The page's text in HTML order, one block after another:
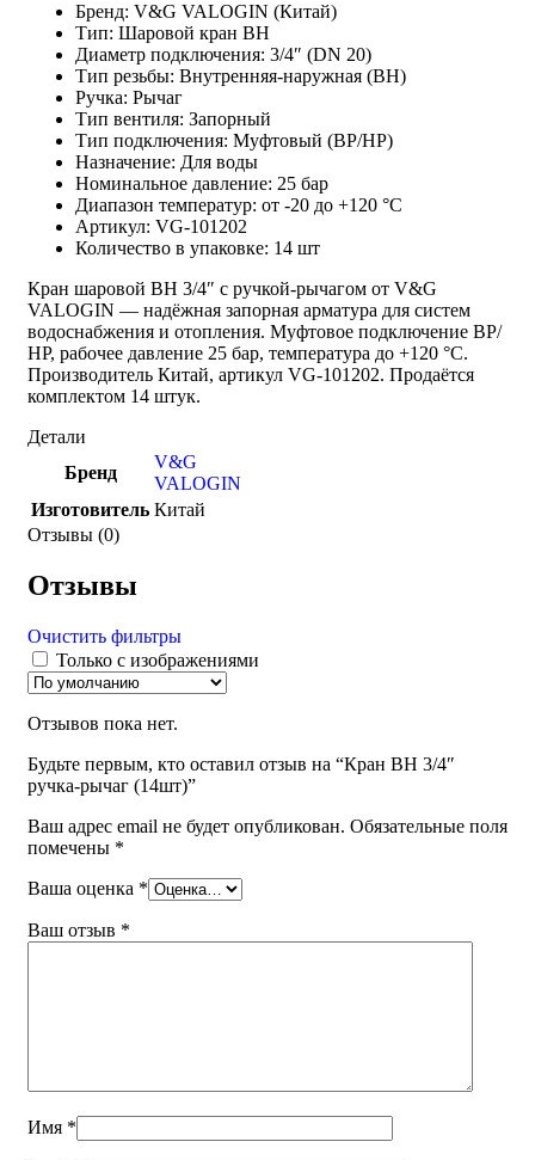
Бренд: V&G VALOGIN (Китай)
Тип: Шаровой кран ВН
Диаметр подключения: 3/4″ (DN 20)
Тип резьбы: Внутренняя-наружная (ВН)
Ручка: Рычаг
Тип вентиля: Запорный
Тип подключения: Муфтовый (ВР/НР)
Назначение: Для воды
Номинальное давление: 25 бар
Диапазон температур: от -20 до +120 °С
Артикул: VG-101202
Количество в упаковке: 14 шт
Кран шаровой ВН 3/4″ с ручкой-рычагом от V&G
VALOGIN — надёжная запорная арматура для систем
водоснабжения и отопления. Муфтовое подключение ВР/
НР, рабочее давление 25 бар, температура до +120 °С.
Производитель Китай, артикул VG-101202. Продаётся
комплектом 14 штук.
Детали
Бренд
V&G
VALOGIN
Изготовитель Китай
Отзывы (0)
Отзывы
Очистить фильтры
Только с изображениями
Отзывов пока нет.
Будьте первым, кто оставил отзыв на “Кран ВH 3/4″
ручка-рычаг (14шт)”
Ваш адрес email не будет опубликован. Обязательные поля
помечены *
Ваша оценка *
Ваш отзыв *
Имя *